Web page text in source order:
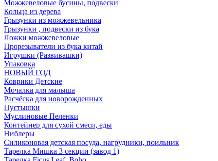
Можжевеловые бусины, подвески
Кольца из дерева
Грызунки из можжевельника
Грызунки , подвески из бука
Ложки можжевеловые
Прорезыватели из бука китай
Игрушки (Развивашки)
Упаковка
НОВЫЙ ГОД
Коврики Детские
Мочалка для малыша
Расчёска для новорожденных
Пустышки
Муслиновые Пеленки
Контейнер для сухой смеси, еды
Ниблеры
Силиконовая детская посуда, нагрудники, поильник
Тарелка Мишка 3 секции (завод 1)